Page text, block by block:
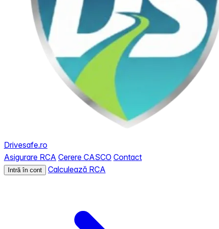
Drivesafe.ro
Asigurare RCA Cerere CASCO Contact
Intră în cont Calculează RCA